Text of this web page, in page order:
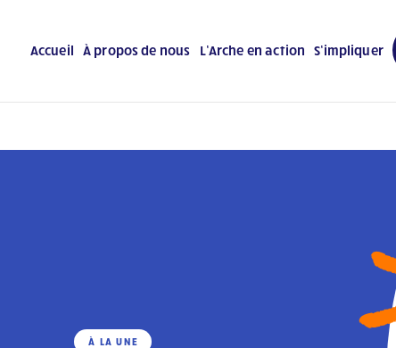
Accueil À propos de nous L’Arche en action S’impliquer
À LA UNE